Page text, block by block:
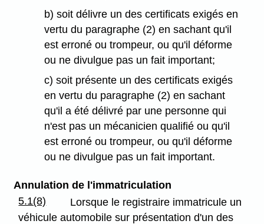
b) soit délivre un des certificats exigés en
vertu du paragraphe (2) en sachant qu'il
est erroné ou trompeur, ou qu'il déforme
ou ne divulgue pas un fait important;
c) soit présente un des certificats exigés
en vertu du paragraphe (2) en sachant
qu'il a été délivré par une personne qui
n'est pas un mécanicien qualifié ou qu'il
est erroné ou trompeur, ou qu'il déforme
ou ne divulgue pas un fait important.
Annulation de l'immatriculation
5.1(8)
Lorsque le registraire immatricule un
véhicule automobile sur présentation d'un des